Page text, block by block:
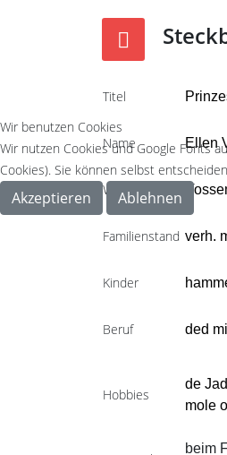
Titel
Name Ellen
Wohnort
Familienstand verh.
Kinder
Beruf ded
Hobbies
de
mole
beim
Wir benutzen Cookies
Wir nutzen Cookies und Google Fonts
Cookies). Sie können selbst
Akzeptieren Ablehnen